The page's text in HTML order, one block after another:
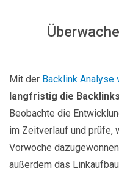
Mit der Backlink Analyse
langfristig die
Beobachte die
im Zeitverlauf und prüfe,
Vorwoche
außerdem das